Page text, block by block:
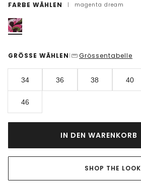
FARBE WÄHLEN | magenta dream
GRÖSSE WÄHLEN | Grössentabelle
34 36 38 40
46
IN DEN WARENKORB
SHOP THE LOOK